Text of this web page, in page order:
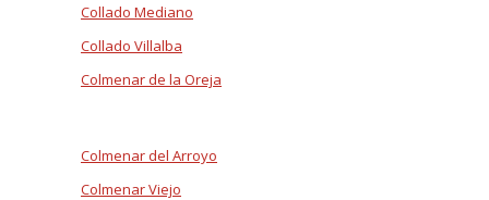
Collado Mediano
Collado Villalba
Colmenar de la Oreja
Colmenar del Arroyo
Colmenar Viejo